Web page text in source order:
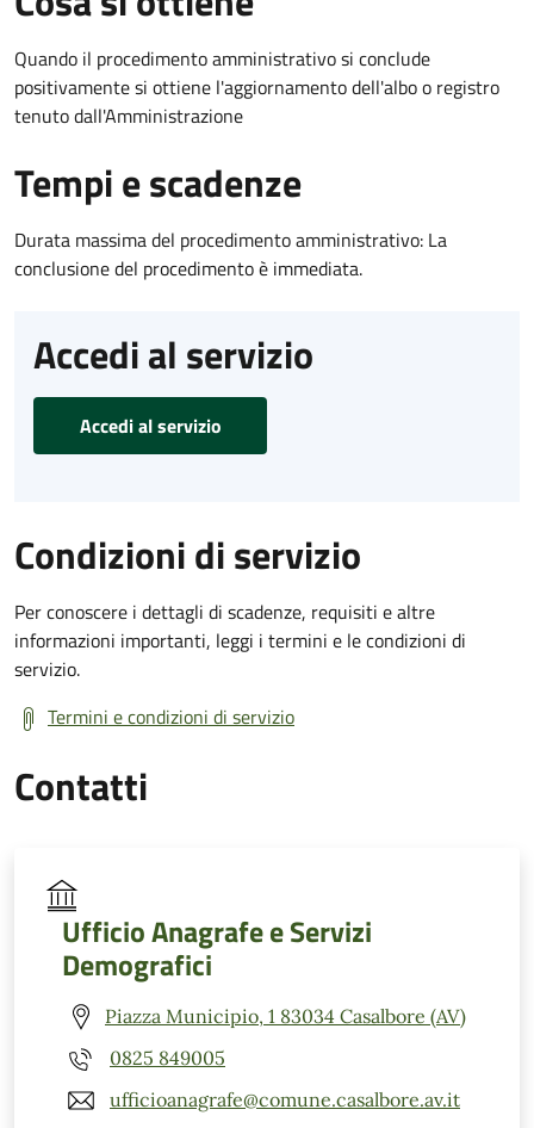
Quando il procedimento amministrativo si conclude
positivamente si ottiene l'aggiornamento dell'albo o registro
tenuto dall'Amministrazione
Tempi e scadenze
Durata massima del procedimento amministrativo: La
conclusione del procedimento è immediata.
Accedi al servizio
Accedi al servizio
Condizioni di servizio
Per conoscere i dettagli di scadenze, requisiti e altre
informazioni importanti, leggi i termini e le condizioni di
servizio.
Termini e condizioni di servizio
Contatti
Ufficio Anagrafe e Servizi
Demografici
Piazza Municipio, 1 83034 Casalbore (AV)
0825 849005
ufficioanagrafe@comune.casalbore.av.it